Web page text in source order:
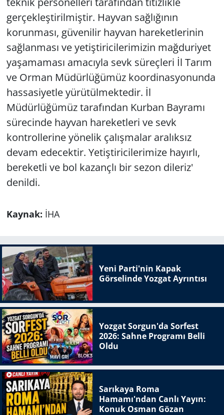
gerçekleştirilmiştir. Hayvan sağlığının
korunması, güvenilir hayvan hareketlerinin
sağlanması ve yetiştiricilerimizin mağduriyet
yaşamaması amacıyla sevk süreçleri İl Tarım
ve Orman Müdürlüğümüz koordinasyonunda
hassasiyetle yürütülmektedir. İl
Müdürlüğümüz tarafından Kurban Bayramı
sürecinde hayvan hareketleri ve sevk
kontrollerine yönelik çalışmalar aralıksız
devam edecektir. Yetiştiricilerimize hayırlı,
bereketli ve bol kazançlı bir sezon dileriz'
denildi.
Kaynak: İHA
Yeni Parti'nin Kapak
Görselinde Yozgat Ayrıntısı
Yozgat Sorgun'da Sorfest
2026: Sahne Programı Belli
Oldu
Sarıkaya Roma
Hamamı'ndan Canlı Yayın:
Konuk Osman Gözan